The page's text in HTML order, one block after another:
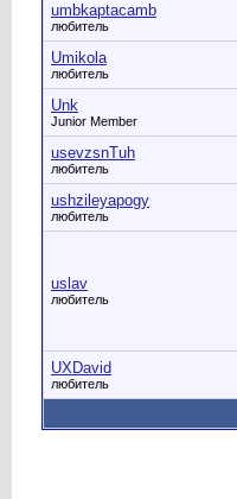
umbkaptacamb
любитель
Umikola
любитель
Unk
Junior Member
usevzsnTuh
любитель
ushzileyapogy
любитель
uslav
любитель
UXDavid
любитель